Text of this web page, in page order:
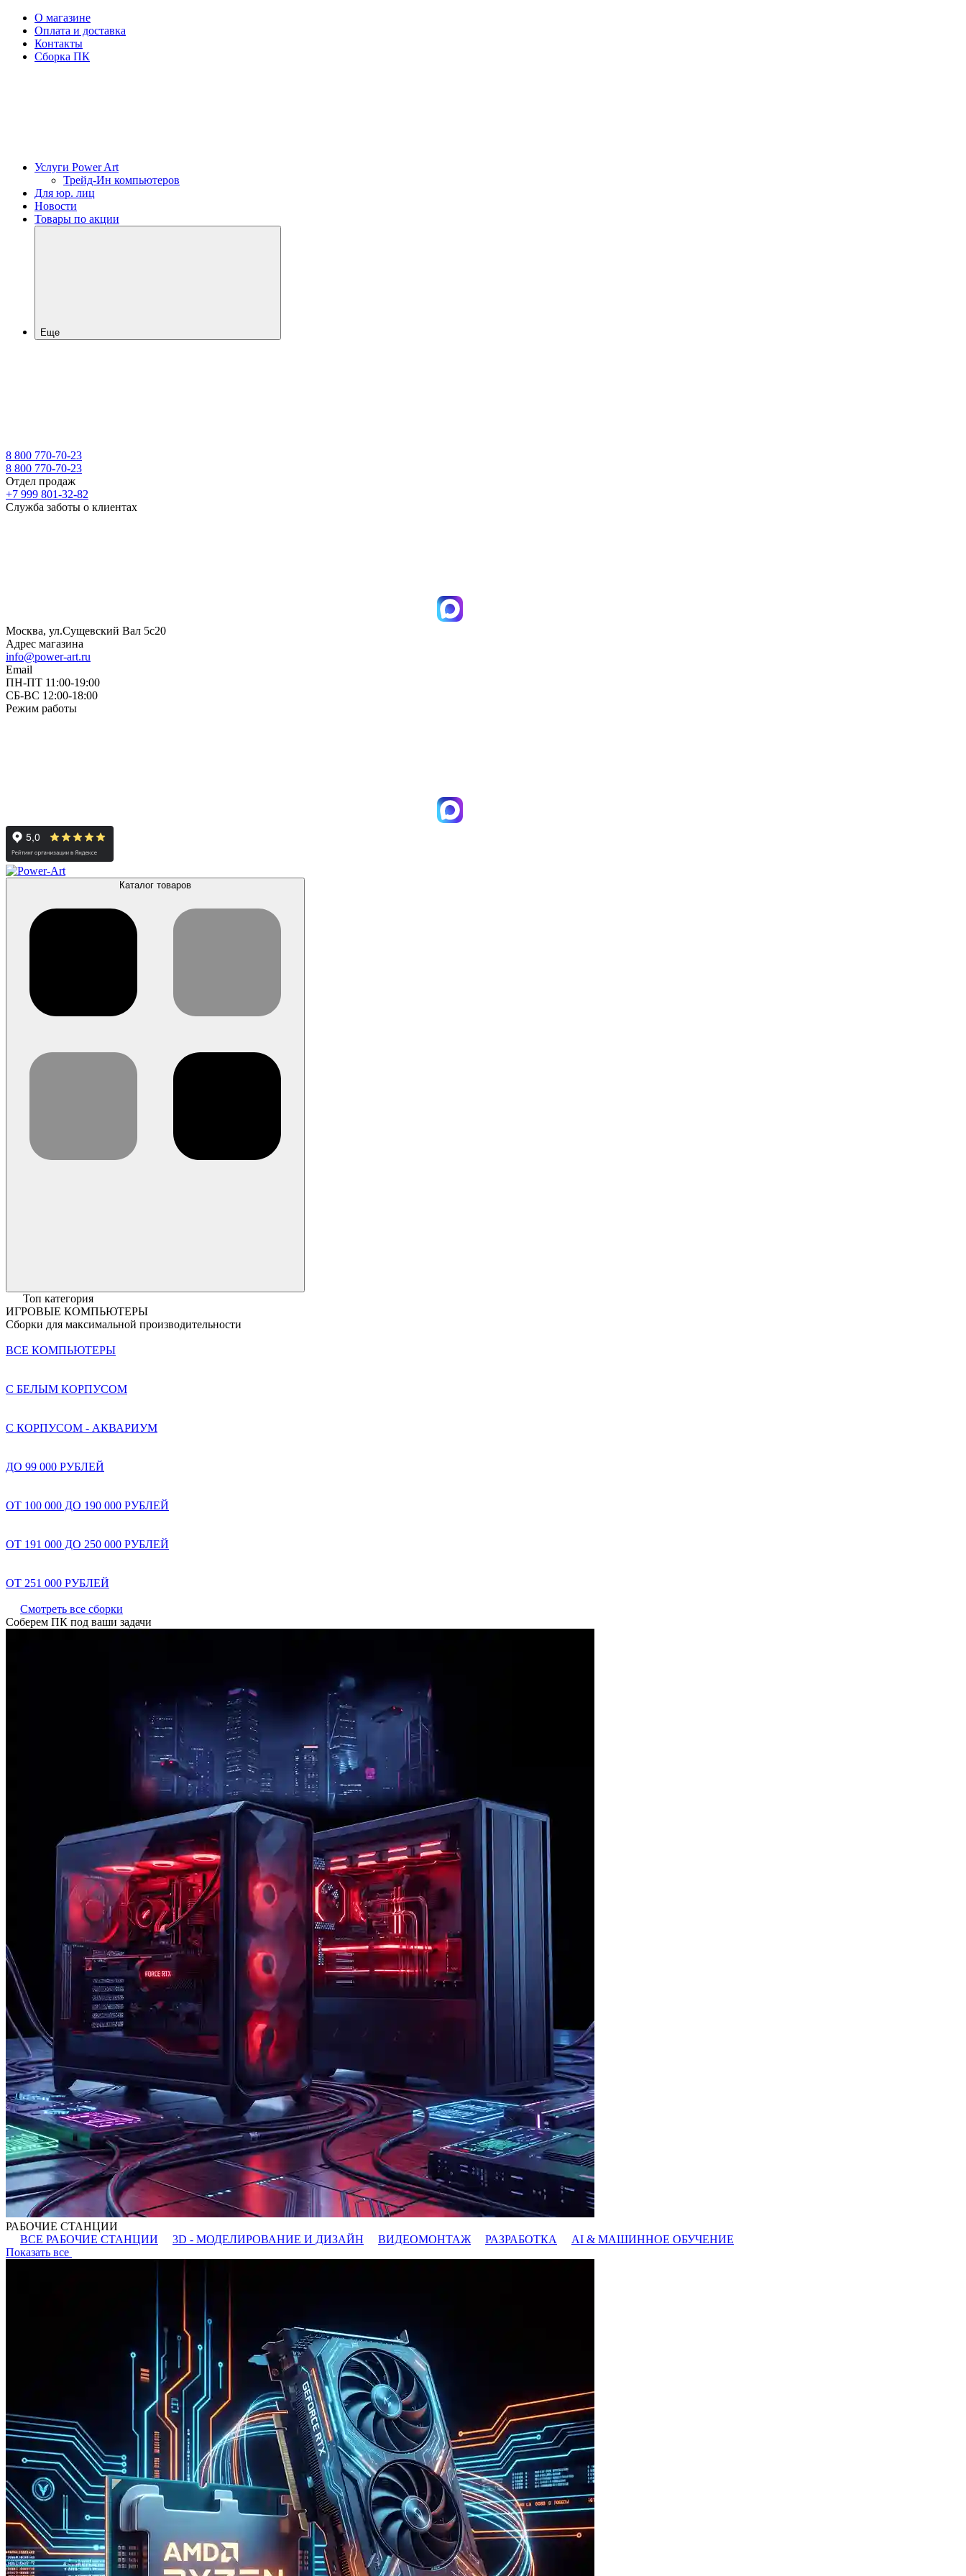
О магазине
Оплата и доставка
Контакты
Сборка ПК
Услуги Power Art
Трейд-Ин компьютеров
Для юр. лиц
Новости
Товары по акции
Еще
8 800 770-70-23
8 800 770-70-23
Отдел продаж
+7 999 801-32-82
Служба заботы о клиентах
Москва, ул.Сущевский Вал 5с20
Адрес магазина
info@power-art.ru
Email
ПН-ПТ 11:00-19:00
СБ-ВС 12:00-18:00
Режим работы
Каталог товаров
Топ категория
ИГРОВЫЕ КОМПЬЮТЕРЫ
Сборки для максимальной производительности
ВСЕ КОМПЬЮТЕРЫ
С БЕЛЫМ КОРПУСОМ
С КОРПУСОМ - АКВАРИУМ
ДО 99 000 РУБЛЕЙ
ОТ 100 000 ДО 190 000 РУБЛЕЙ
ОТ 191 000 ДО 250 000 РУБЛЕЙ
ОТ 251 000 РУБЛЕЙ
Смотреть все сборки
Соберем ПК под ваши задачи
РАБОЧИЕ СТАНЦИИ
ВСЕ РАБОЧИЕ СТАНЦИИ
3D - МОДЕЛИРОВАНИЕ И ДИЗАЙН ВИДЕОМОНТАЖ РАЗРАБОТКА
AI & МАШИННОЕ ОБУЧЕНИЕ
Показать все